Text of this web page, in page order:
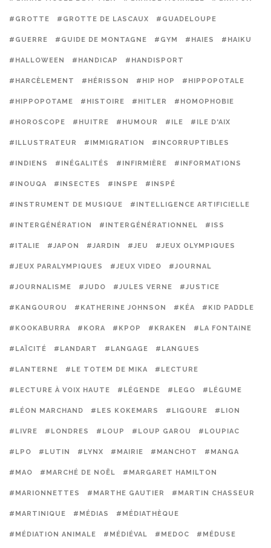
#GROTTE #GROTTE DE LASCAUX #GUADELOUPE
#GUERRE #GUIDE DE MONTAGNE #GYM #HAIES #HAIKU
#HALLOWEEN #HANDICAP #HANDISPORT
#HARCÈLEMENT #HÉRISSON #HIP HOP #HIPPOPOTALE
#HIPPOPOTAME #HISTOIRE #HITLER #HOMOPHOBIE
#HOROSCOPE #HUITRE #HUMOUR #ILE #ILE D'AIX
#ILLUSTRATEUR #IMMIGRATION #INCORRUPTIBLES
#INDIENS #INÉGALITÉS #INFIRMIÈRE #INFORMATIONS
#INOUQA #INSECTES #INSPE #INSPÉ
#INSTRUMENT DE MUSIQUE #INTELLIGENCE ARTIFICIELLE
#INTERGÉNÉRATION #INTERGÉNÉRATIONNEL #ISS
#ITALIE #JAPON #JARDIN #JEU #JEUX OLYMPIQUES
#JEUX PARALYMPIQUES #JEUX VIDEO #JOURNAL
#JOURNALISME #JUDO #JULES VERNE #JUSTICE
#KANGOUROU #KATHERINE JOHNSON #KÉA #KID PADDLE
#KOOKABURRA #KORA #KPOP #KRAKEN #LA FONTAINE
#LAÏCITÉ #LANDART #LANGAGE #LANGUES
#LANTERNE #LE TOTEM DE MIKA #LECTURE
#LECTURE À VOIX HAUTE #LÉGENDE #LEGO #LÉGUME
#LÉON MARCHAND #LES KOKEMARS #LIGOURE #LION
#LIVRE #LONDRES #LOUP #LOUP GAROU #LOUPIAC
#LPO #LUTIN #LYNX #MAIRIE #MANCHOT #MANGA
#MAO #MARCHÉ DE NOËL #MARGARET HAMILTON
#MARIONNETTES #MARTHE GAUTIER #MARTIN CHASSEUR
#MARTINIQUE #MÉDIAS #MÉDIATHÈQUE
#MÉDIATION ANIMALE #MÉDIÉVAL #MEDOC #MÉDUSE